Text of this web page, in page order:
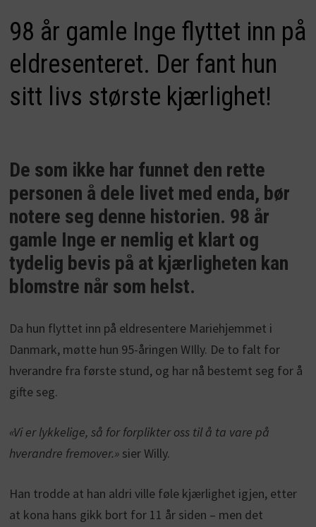
98 år gamle Inge flyttet inn på
eldresenteret. Der fant hun
sitt livs største kjærlighet!
De som ikke har funnet den rette
personen å dele livet med enda, bør
notere seg denne historien. 98 år
gamle Inge er nemlig et klart og
tydelig bevis på at kjærligheten kan
blomstre når som helst.
Da hun flyttet inn på eldresentere Mariehjemmet i
Danmark, møtte hun 95-åringen WIlly. De to falt for
hverandre fra første stund, og har nå bestemt seg for å
gifte seg.
«Vi er lykkelige, så for forplikter oss til å ta vare på
hverandre fremover.»sier Willy.
Han trodde at han aldri ville føle kjærlighet igjen, etter
at kona hans gikk bort for 11 år siden – men det